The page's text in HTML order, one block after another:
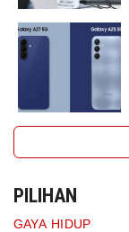
PILIHAN
GAYA HIDUP